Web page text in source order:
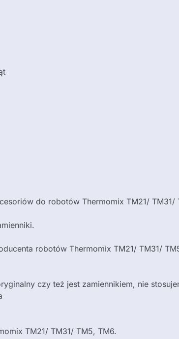
do robotów Thermomix TM21/ TM31/
robotów Thermomix TM21/ TM31/
czy też jest zamiennikiem, nie
TM21/ TM31/ TM5, TM6.